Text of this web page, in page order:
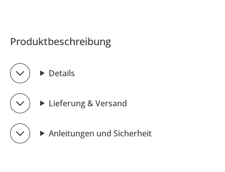
Produktbeschreibung
Details
Lieferung & Versand
Anleitungen und Sicherheit